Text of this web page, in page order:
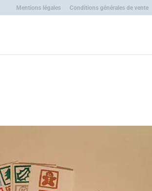
Mentions légales Conditions générales de vente